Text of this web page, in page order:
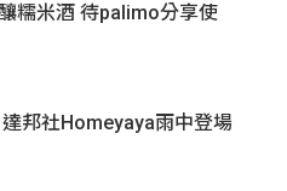
糯米酒 待palimo分享使
邦社Homeyaya雨中登場